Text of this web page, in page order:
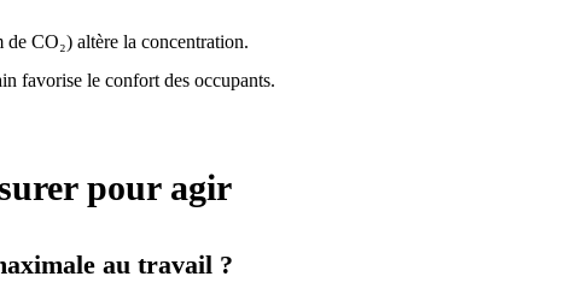
CO₂) altère la concentration.
favorise le confort des occupants.
pour agir
au travail ?